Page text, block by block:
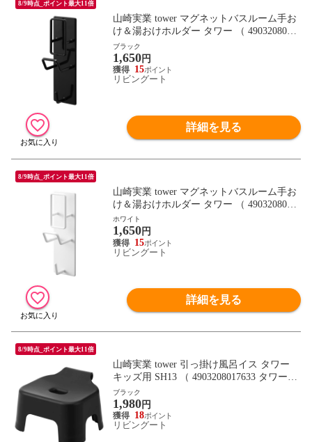
8/9時点_ポイント最大11倍
山崎実業 tower マグネットバスルーム手お
け＆湯おけホルダー タワー （ 4903208019
774 タワーシリーズ 手おけホルダー 湯お
けホルダー マグネット式 磁石 壁掛けフッ
ク 収納ラック バスラック 風呂 浴室 壁面
収納 壁面 ） 【ブラック】
ブラック
1,650円
15
リビングート
詳細を見る
8/9時点_ポイント最大11倍
山崎実業 tower マグネットバスルーム手お
け＆湯おけホルダー タワー （ 4903208019
774 タワーシリーズ 手おけホルダー 湯お
けホルダー マグネット式 磁石 壁掛けフッ
ク 収納ラック バスラック 風呂 浴室 壁面
収納 壁面 ） 【ホワイト】
ホワイト
1,650円
15
リビングート
詳細を見る
8/9時点_ポイント最大11倍
山崎実業 tower 引っ掛け風呂イス タワー
キッズ用 SH13 （ 4903208017633 タワーシ
リーズ 風呂いす バスチェア 風呂椅子 子ど
も用 風呂イス こども用 浴室椅子 バススツ
ール 腰かけ お風呂グッズ 幼児 子ども キ
ッズ 座面高13cm ） 【ブラック】
ブラック
1,980円
18
リビングート